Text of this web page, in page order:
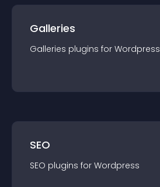
Galleries
Galleries plugins for Wordpress
SEO
SEO plugins for Wordpress